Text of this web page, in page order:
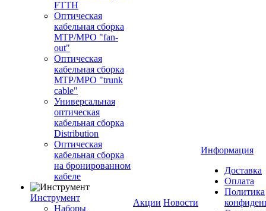
FTTH
Оптическая
кабельная сборка
MTP/MPO "fan-
out"
Оптическая
кабельная сборка
MTP/MPO "trunk
cable"
Универсальная
оптическая
кабельная сборка
Distribution
Оптическая
кабельная сборка
на бронированном
кабеле
Инструмент
Наборы
Акции Новости
Информация
Доставка
Оплата
Политика